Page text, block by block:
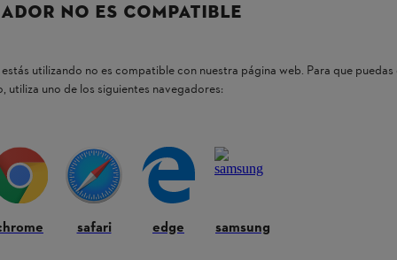
y es adecuada para su uso con
y resistente, carrizoz, arbustos y maleza
, lo que permite prolongar su filo
intensivos.
de 230 mm y 260 mm .
NO ES COMPATIBLE
utilizando no es compatible con nuestra página web. Para que
utiliza uno de los siguientes navegadores:
safari edge samsung